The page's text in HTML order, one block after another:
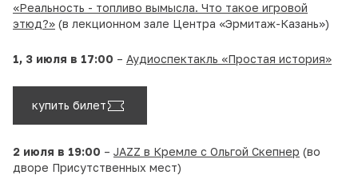
«Реальность - топливо вымысла. Что такое игровой
этюд?» (в лекционном зале Центра «Эрмитаж-Казань»)
1, 3 июля в 17:00 – Аудиоспектакль «Простая история»
купить билет
2 июля в 19:00 – JAZZ в Кремле с Ольгой Скепнер (во
дворе Присутственных мест)